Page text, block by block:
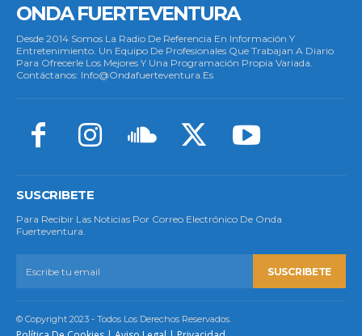
ONDA FUERTEVENTURA
Desde 2014 Somos La Radio De Referencia En Información Y
Entretenimiento. Un Equipo De Profesionales Que Trabajan A Diario
Para Ofrecerle Los Mejores Y Una Programación Propia Variada.
Contáctanos: Info@ondafuerteventura.es
SUSCRIBETE
Para Recibir Las Noticias Por Correo Electrónico De Onda
Fuerteventura.
SUSCRIBETE
© Copyright 2023 - Todos Los Derechos Reservados.